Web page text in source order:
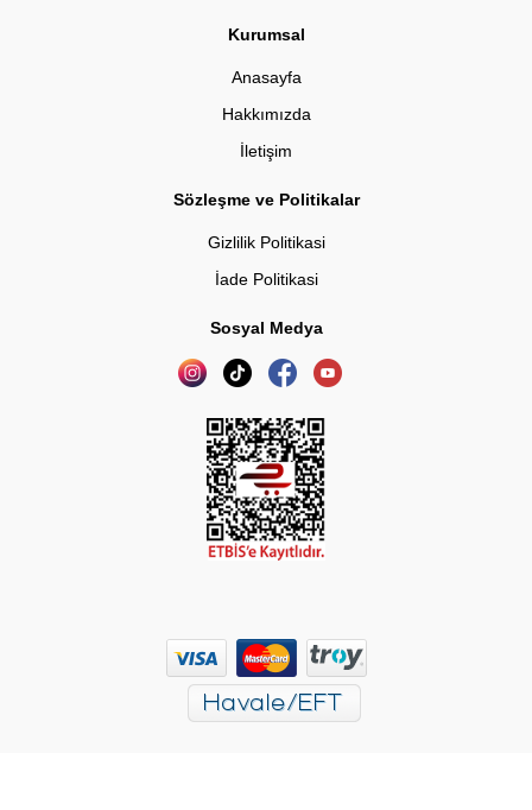
Kurumsal
Anasayfa
Hakkımızda
İletişim
Sözleşme ve Politikalar
Gizlilik Politikasi
İade Politikasi
Sosyal Medya